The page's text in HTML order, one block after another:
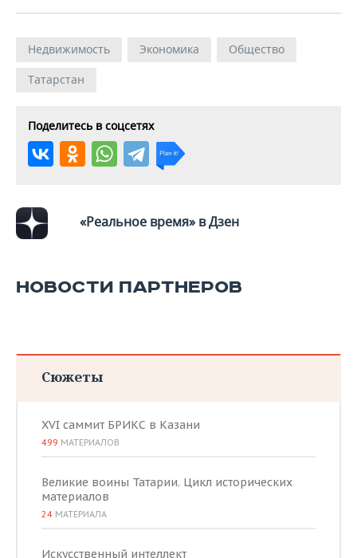
Недвижимость Экономика
Общество
Татарстан
Поделитесь в соцсетях
«Реальное время» в Дзен
НОВОСТИ ПАРТНЕРОВ
Сюжеты
XVI саммит БРИКС в Казани
499 МАТЕРИАЛОВ
Великие воины Татарии. Цикл исторических
материалов
24 МАТЕРИАЛА
Искусственный интеллект